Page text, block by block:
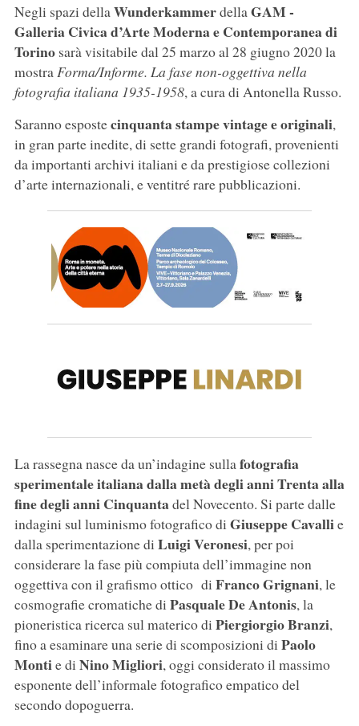
Negli spazi dellaWunderkammerdellaGAM -
Galleria Civica d’Arte Moderna e Contemporanea di
Torinosarà visitabile dal 25 marzo al 28 giugno 2020 la
mostraForma/Informe. La fase non-oggettiva nella
fotografia italiana 1935-1958, a cura di Antonella Russo.
Saranno espostecinquanta stampe vintage e originali,
in gran parte inedite, di sette grandi fotografi, provenienti
da importanti archivi italiani e da prestigiose collezioni
d’arte internazionali, e ventitré rare pubblicazioni.
La rassegna nasce da un’indagine sullafotografia
sperimentale italiana dalla metà degli anni Trenta alla
fine degli anni Cinquantadel Novecento. Si parte dalle
indagini sul luminismo fotografico di Giuseppe Cavallie
dalla sperimentazione di Luigi Veronesi, per poi
considerare la fase più compiuta dell’immagine non
oggettiva con il grafismo ottico di Franco Grignani, le
cosmografie cromatiche di Pasquale De Antonis, la
pioneristica ricerca sul materico di Piergiorgio Branzi,
fino a esaminare una serie di scomposizioni di Paolo
Montie di Nino Migliori, oggi considerato il massimo
esponente dell’informale fotografico empatico del
secondo dopoguerra.